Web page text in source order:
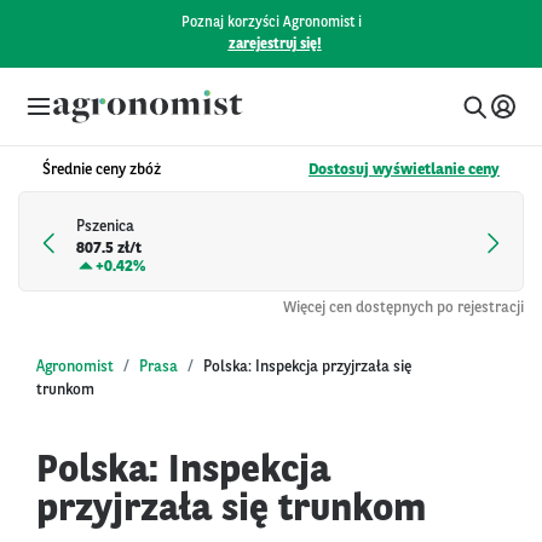
Poznaj korzyści Agronomist i
zarejestruj się!
Średnie ceny zbóż Dostosuj wyświetlanie ceny
Pszenica
807.5 zł/t
+0.42%
Więcej cen dostępnych po rejestracji
Agronomist Prasa
Polska: Inspekcja przyjrzała się
trunkom
Polska: Inspekcja
przyjrzała się trunkom